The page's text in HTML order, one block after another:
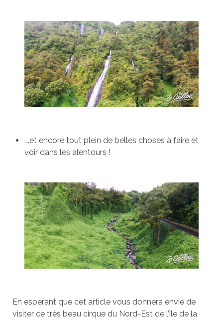
….et encore tout plein de belles choses à faire et
voir dans les alentours !
En espérant que cet article vous donnera envie de
visiter ce très beau cirque du Nord-Est de l’île de la